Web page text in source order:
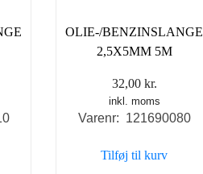
OLIE-/BENZINSLANGE
2,5X5MM 5M
32,00 kr.
inkl. moms
Varenr: 121690080
Tilføj til kurv